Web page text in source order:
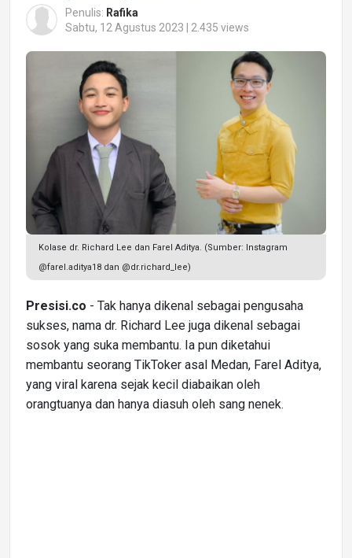
Penulis: Rafika
Sabtu, 12 Agustus 2023 | 2.435 views
Kolase dr. Richard Lee dan Farel Aditya. (Sumber: Instagram
@farel.aditya18 dan @dr.richard_lee)
Presisi.co - Tak hanya dikenal sebagai pengusaha
sukses, nama dr. Richard Lee juga dikenal sebagai
sosok yang suka membantu. Ia pun diketahui
membantu seorang TikToker asal Medan, Farel Aditya,
yang viral karena sejak kecil diabaikan oleh
orangtuanya dan hanya diasuh oleh sang nenek.